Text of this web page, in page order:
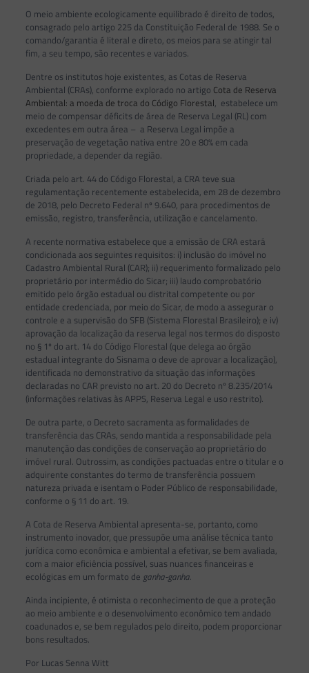
O meio ambiente ecologicamente equilibrado é direito de todos,
consagrado pelo artigo 225 da Constituição Federal de 1988. Se o
comando/garantia é literal e direto, os meios para se atingir tal
fim, a seu tempo, são recentes e variados.
Dentre os institutos hoje existentes, as Cotas de Reserva
Ambiental (CRAs), conforme explorado no artigo Cota de Reserva
Ambiental: a moeda de troca do Código Florestal, estabelece um
meio de compensar déficits de área de Reserva Legal (RL) com
excedentes em outra área – a Reserva Legal impõe a
preservação de vegetação nativa entre 20 e 80% em cada
propriedade, a depender da região.
Criada pelo art. 44 do Código Florestal, a CRA teve sua
regulamentação recentemente estabelecida, em 28 de dezembro
de 2018, pelo Decreto Federal nº 9.640, para procedimentos de
emissão, registro, transferência, utilização e cancelamento.
A recente normativa estabelece que a emissão de CRA estará
condicionada aos seguintes requisitos: i) inclusão do imóvel no
Cadastro Ambiental Rural (CAR); ii) requerimento formalizado pelo
proprietário por intermédio do Sicar; iii) laudo comprobatório
emitido pelo órgão estadual ou distrital competente ou por
entidade credenciada, por meio do Sicar, de modo a assegurar o
controle e a supervisão do SFB (Sistema Florestal Brasileiro); e iv)
aprovação da localização da reserva legal nos termos do disposto
no § 1º do art. 14 do Código Florestal (que delega ao órgão
estadual integrante do Sisnama o deve de aprovar a localização),
identificada no demonstrativo da situação das informações
declaradas no CAR previsto no art. 20 do Decreto nº 8.235/2014
(informações relativas às APPS, Reserva Legal e uso restrito).
De outra parte, o Decreto sacramenta as formalidades de
transferência das CRAs, sendo mantida a responsabilidade pela
manutenção das condições de conservação ao proprietário do
imóvel rural. Outrossim, as condições pactuadas entre o titular e o
adquirente constantes do termo de transferência possuem
natureza privada e isentam o Poder Público de responsabilidade,
conforme o § 11 do art. 19.
A Cota de Reserva Ambiental apresenta-se, portanto, como
instrumento inovador, que pressupõe uma análise técnica tanto
jurídica como econômica e ambiental a efetivar, se bem avaliada,
com a maior eficiência possível, suas nuances financeiras e
ecológicas em um formato de ganha-ganha.
Ainda incipiente, é otimista o reconhecimento de que a proteção
ao meio ambiente e o desenvolvimento econômico tem andado
coadunados e, se bem regulados pelo direito, podem proporcionar
bons resultados.
Por Lucas Senna Witt